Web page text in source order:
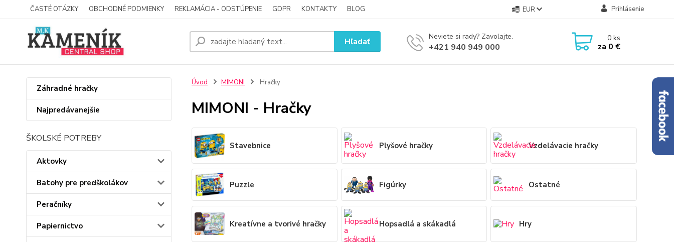
ČASTÉ OTÁZKY OBCHODNÉ PODMIENKY REKLAMÁCIA - ODSTÚPENIE GDPR KONTAKTY BLOG EUR Prihlásenie
Hľadať Neviete si rady? Zavolajte.
+421 940 949 000
0ks
za 0 €
Záhradné hračky
Najpredávanejšie
ŠKOLSKÉ POTREBY
Aktovky
Batohy pre predškolákov
Peračníky
Papiernictvo
Úvod MIMONI Hračky
MIMONI - Hračky
Stavebnice Plyšové hračky Vzdelávacie hračky
Puzzle Figúrky Ostatné
Kreatívne a tvorivé hračky Hopsadlá a skákadlá Hry